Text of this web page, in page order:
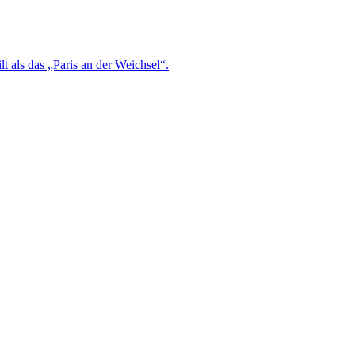
als das „Paris an der Weichsel“.